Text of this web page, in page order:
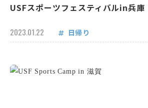
USFスポーツフェスティバルin兵
2023.01.22 日帰り